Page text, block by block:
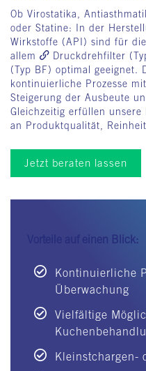
Ob Virostatika,
oder Statine: In der
Wirkstoffe (API) sind für
allem
Druckdrehfilter
(Typ BF) optimal geeignet.
kontinuierliche Prozesse
Steigerung der Ausbeute
Gleichzeitig erfüllen
an Produktqualität,
Jetzt beraten lassen
Vorteile auf einen Blick:
Kontinuierliche
Überwachung
Vielfältige
Kleinstchargen-